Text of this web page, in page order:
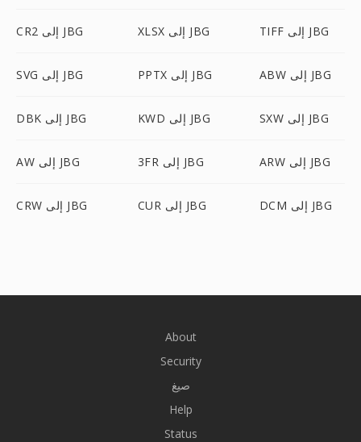
CR2 إلى JBG XLSX إلى JBG TIFF إلى JBG
SVG إلى JBG PPTX إلى JBG ABW إلى JBG
DBK إلى JBG KWD إلى JBG SXW إلى JBG
AW إلى JBG 3FR إلى JBG ARW إلى JBG
CRW إلى JBG CUR إلى JBG DCM إلى JBG
About
Security
صيغ
Help
Status